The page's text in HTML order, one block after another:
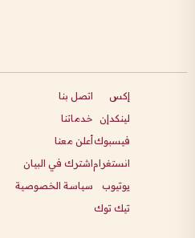
إكس
لينكدإن
فيسبوك
انستغرام
يوتيوب
تيك توك
اتصل بنا
خدماتنا
أعلن معنا
اشترك في البيان
سياسة الخصوصية